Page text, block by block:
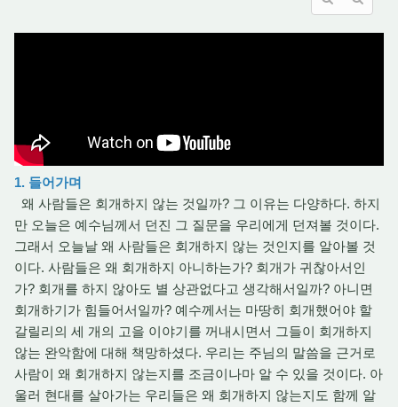
1. 들어가며
왜 사람들은 회개하지 않는 것일까? 그 이유는 다양하다. 하지
만 오늘은 예수님께서 던진 그 질문을 우리에게 던져볼 것이다.
그래서 오늘날 왜 사람들은 회개하지 않는 것인지를 알아볼 것
이다. 사람들은 왜 회개하지 아니하는가? 회개가 귀찮아서인
가? 회개를 하지 않아도 별 상관없다고 생각해서일까? 아니면
회개하기가 힘들어서일까? 예수께서는 마땅히 회개했어야 할
갈릴리의 세 개의 고을 이야기를 꺼내시면서 그들이 회개하지
않는 완악함에 대해 책망하셨다. 우리는 주님의 말씀을 근거로
사람이 왜 회개하지 않는지를 조금이나마 알 수 있을 것이다. 아
울러 현대를 살아가는 우리들은 왜 회개하지 않는지도 함께 알